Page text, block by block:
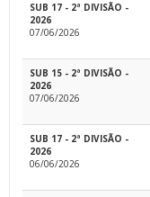
SUB 17 - 2ª DIVISÃO -
2026
07/06/2026
SUB 15 - 2ª DIVISÃO -
2026
07/06/2026
SUB 17 - 2ª DIVISÃO -
2026
06/06/2026